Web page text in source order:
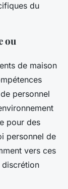
du
ou
de maison
personnel
pour des
personnel de
vers ces
discrétion